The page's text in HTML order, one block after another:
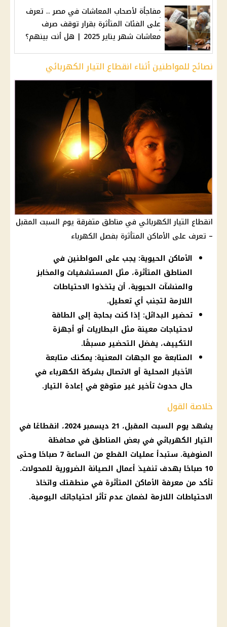
مفاجأة لأصحاب المعاشات في مصر .. تعرف
على الفئات المتأثرة بقرار توقف صرف
معاشات شهر يناير 2025 | هل أنت بينهم؟
نصائح للمواطنين أثناء انقطاع التيار الكهربائي
انقطاع التيار الكهربائي في مناطق متفرقة يوم السبت المقبل
– تعرف على الأماكن المتأثرة بفصل الكهرباء
الأماكن الحيوية: يجب على المواطنين في
المناطق المتأثرة، مثل المستشفيات والمخابز
والمنشآت الحيوية، أن يتخذوا الاحتياطات
اللازمة لتجنب أي تعطيل.
تحضير البدائل: إذا كنت بحاجة إلى الطاقة
لاحتياجات معينة مثل البطاريات أو أجهزة
التكييف، يفضل التحضير مسبقًا.
المتابعة مع الجهات المعنية: يمكنك متابعة
الأخبار المحلية أو الاتصال بشركة الكهرباء في
حال حدوث تأخير غير متوقع في إعادة التيار.
خلاصة القول
يشهد يوم السبت المقبل، 21 ديسمبر 2024
، انقطاعًا في
التيار الكهربائي في بعض المناطق في محافظة
المنوفية
. ستبدأ عمليات القطع من الساعة 7 صباحًا وحتى
10 صباحًا بهدف تنفيذ أعمال الصيانة الضرورية للمحولات.
تأكد من معرفة الأماكن المتأثرة في منطقتك واتخاذ
الاحتياطات اللازمة لضمان عدم تأثر احتياجاتك اليومية.